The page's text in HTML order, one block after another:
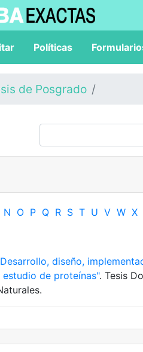
Políticas
de Posgrado
N O P Q R S T U V W X
diseño,
de proteínas". Tesis